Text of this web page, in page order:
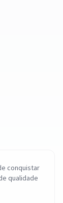
conquistar
qualidade